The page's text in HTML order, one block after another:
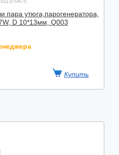
пара утюга,парогенератора,
D 10*13мм, Q003